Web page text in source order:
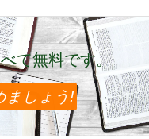
て無料です。
て無料です。
ましょう!